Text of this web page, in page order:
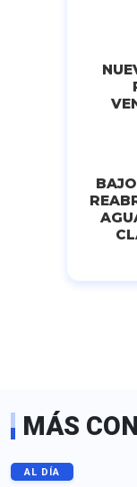
MÁS
AL DÍA